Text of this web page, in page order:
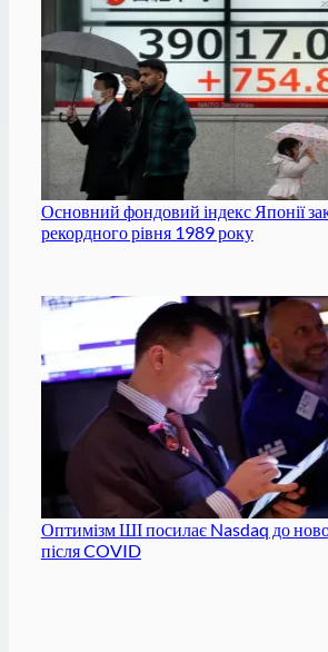
Основний фондовий індекс Японії
рекордного рівня 1989 року
Оптимізм ШІ посилає Nasdaq до
після COVID